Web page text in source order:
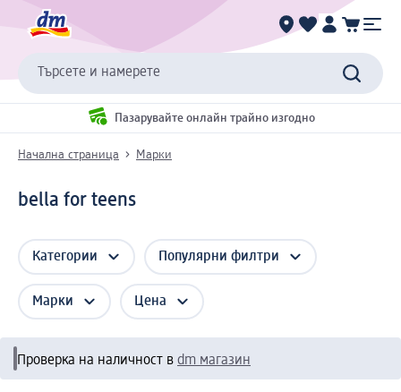
Търсете и намерете
Пазарувайте онлайн трайно изгодно
Начална страница Марки
bella for teens
Категории Популярни филтри
Марки Цена
Проверка на наличност в dm магазин